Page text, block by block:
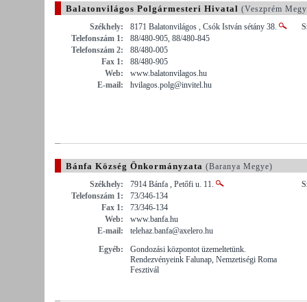
Balatonvilágos Polgármesteri Hivatal (Veszprém
Székhely:
8171 Balatonvilágos , Csók István sétány 38.
Telefonszám 1:
88/480-905, 88/480-845
Telefonszám 2:
88/480-005
Fax 1:
88/480-905
Web:
www.balatonvilagos.hu
E-mail:
hvilagos.polg@invitel.hu
Bánfa Község Önkormányzata (Baranya Megye)
Székhely:
7914 Bánfa , Petőfi u. 11.
Telefonszám 1:
73/346-134
Fax 1:
73/346-134
Web:
www.banfa.hu
E-mail:
telehaz.banfa@axelero.hu
Egyéb:
Gondozási központot üzemeltetünk.
Rendezvényeink Falunap, Nemzetiségi Roma
Fesztivál